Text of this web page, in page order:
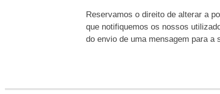
Reservamos o direito de alterar a
que notifiquemos os nossos
do envio de uma mensagem para